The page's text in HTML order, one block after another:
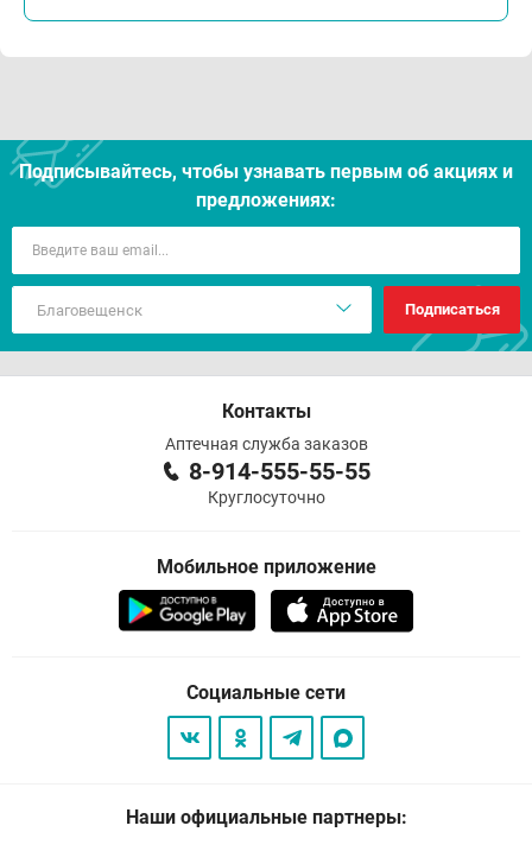
Подписывайтесь, чтобы узнавать первым об акцияx и
предложениях:
Подписаться
Контакты
Аптечная служба заказов
8-914-555-55-55
Круглосуточно
Мобильное приложение
Социальные сети
Наши официальные партнеры: